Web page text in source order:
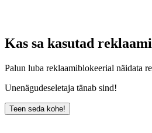
Kas sa kasutad
Palun luba reklaamiblokeerial näidata
Unenägudeseletaja tänab sind!
Teen seda kohe!